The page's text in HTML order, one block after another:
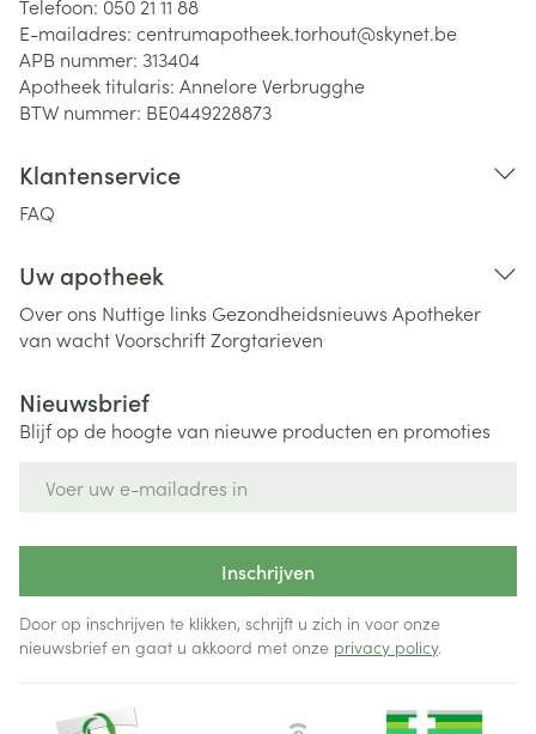
Telefoon: 050 21 11 88
E-mailadres: centrumapotheek.torhout@skynet.be
APB nummer: 313404
Apotheek titularis: Annelore Verbrugghe
BTW nummer: BE0449228873
Klantenservice
FAQ
Uw apotheek
Over ons Nuttige links Gezondheidsnieuws Apotheker
van wachtVoorschriftZorgtarieven
Nieuwsbrief
Blijf op de hoogte van nieuwe producten en promoties
Inschrijven
Door op inschrijven te klikken, schrijft u zich in voor onze
nieuwsbrief en gaat u akkoord met onze privacy policy.